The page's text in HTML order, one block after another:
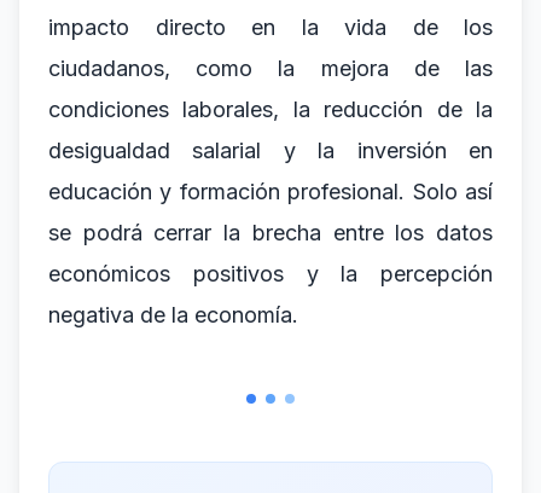
impacto directo en la vida de los
ciudadanos, como la mejora de las
condiciones laborales, la reducción de la
desigualdad salarial y la inversión en
educación y formación profesional. Solo así
se podrá cerrar la brecha entre los datos
económicos positivos y la percepción
negativa de la economía.